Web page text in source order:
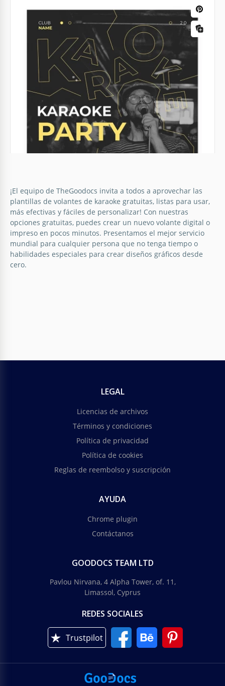
Karaoke en blanco y negro captura la esencia de las
¡El equipo de TheGoodocs invita a todos a aprovechar las
plantillas de volantes de karaoke gratuitas, listas para usar,
más efectivas y fáciles de personalizar! Con nuestras
opciones gratuitas, puedes crear un nuevo volante digital o
impreso en pocos minutos. Presentamos el mejor servicio
mundial para cualquier persona que no tenga tiempo o
habilidades especiales para crear diseños gráficos desde
cero.
LEGAL
Licencias de archivos
Términos y condiciones
Política de privacidad
Política de cookies
Reglas de reembolso y suscripción
AYUDA
Chrome plugin
Contáctanos
GOODOCS TEAM LTD
Pavlou Nirvana, 4 Alpha Tower, of. 11,
Limassol, Cyprus
REDES SOCIALES
Trustpilot